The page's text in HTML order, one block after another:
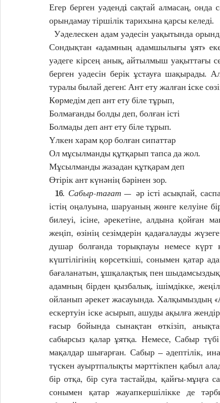
Егер берген уәдендi сақтай алмасаң, онда
орындамау тіршілік тарихына қарсы келеді.
Сондықтан «адамның адамшылығы ұят»
уәдеге кірсең анық, айтылмыш уақыттағы
берген уәдесін берік ұстауға
туралы былай деген: Ант ету жалған iске
Көрмедім деп ант ету біле тұрып,
Болмағанды болды деп, болған істі
Болмады деп ант ету біле тұрып.
Үлкен харам қор болған сипаттар
Ол мұсылманды құтқарып тапса да жол.
Мұсылманды жазадан құтқарам деп
Өтірік ант күнәнің бәрінен зор.
  16.
Сабыр-тағат — әр істі асықпай,
істің оңалуына, шаруаның жөнге келуіне
билеуі, ісіне, әрекетіне, алдына қойған
жеңіп, өзінің сезімдерін қадағалауды
душар болғанда торықпауы немесе күрт
күштілігінің көрсеткіші, сонымен қатар
бағаланатын, ұшқалақтық пен
адамның бірден қызбалық, ішімдікке,
ойланып әрекет жасауында. Халқымыздың
ескертуін іске асырып, ашуды ақылға
ғасыр бойында сынақтан өткізіп,
сабырсыз қалар ұятқа. Немесе, Сабыр
мақалдар шығарған. Сабыр – әдептілік,
түскен ауыртпалықты мәрттікпен қабыл
бір отқа, бір суға тастайды, қайғы-
сонымен қатар жауапкершілікке де